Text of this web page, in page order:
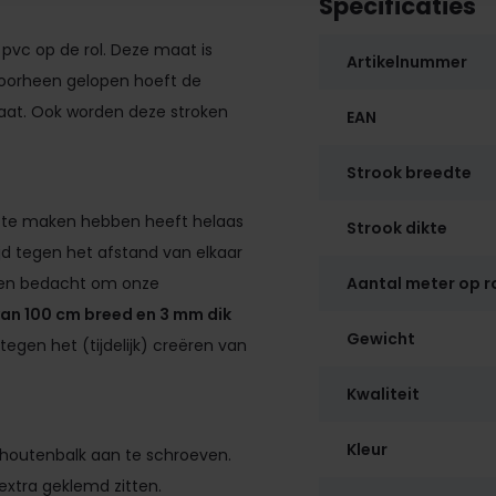
op de rol. Deze maat is
gelopen hoeft de
Ook worden deze stroken
maken hebben heeft helaas
tegen het afstand van elkaar
bedacht om onze
100 cm breed en 3 mm dik
het (tijdelijk) creëren van
aan te schroeven.
geklemd zitten.
Artikelnummer
EAN
Strook breedte
Strook dikte
Aantal meter op
Gewicht
Kwaliteit
Kleur